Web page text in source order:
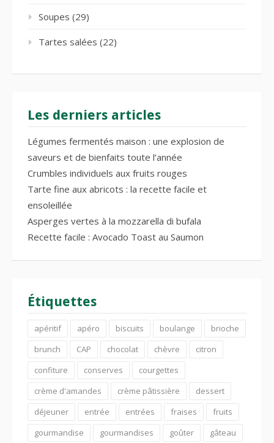
Soupes (29)
Tartes salées (22)
Les derniers articles
Légumes fermentés maison : une explosion de
saveurs et de bienfaits toute l’année
Crumbles individuels aux fruits rouges
Tarte fine aux abricots : la recette facile et
ensoleillée
Asperges vertes à la mozzarella di bufala
Recette facile : Avocado Toast au Saumon
Étiquettes
apéritif apéro biscuits boulange
brioche
brunch
CAP chocolat chèvre
citron
confiture
conserves
courgettes
crème d'amandes
crème pâtissière
dessert
déjeuner
entrée entrées fraises
fruits
gourmandise
gourmandises goûter gâteau